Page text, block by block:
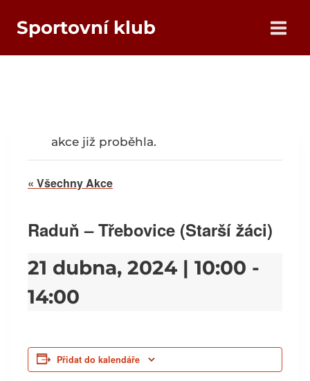
Sportovní klub
akce již proběhla.
« Všechny Akce
Raduň – Třebovice (Starší žáci)
21 dubna, 2024 | 10:00 -
14:00
Přidat do kalendáře